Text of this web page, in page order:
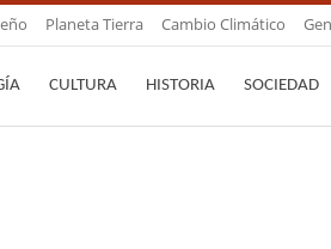
Planeta Tierra Cambio Climático
CULTURA HISTORIA SOCIEDAD